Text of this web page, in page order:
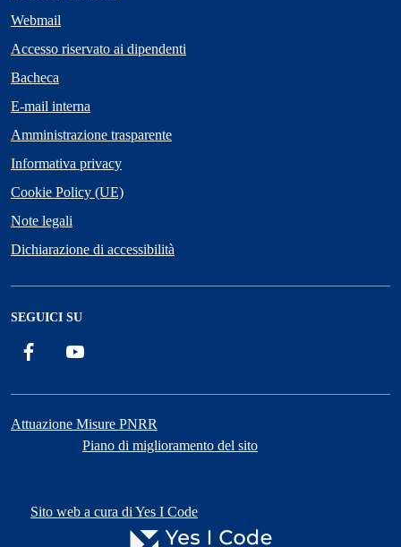
Webmail
Accesso riservato ai dipendenti
Bacheca
E-mail interna
Amministrazione trasparente
Informativa privacy
Cookie Policy (UE)
Note legali
Dichiarazione di accessibilità
SEGUICI SU
Facebook
Attuazione Misure PNRR
Piano di miglioramento del sito
Sito web a cura di Yes I Code